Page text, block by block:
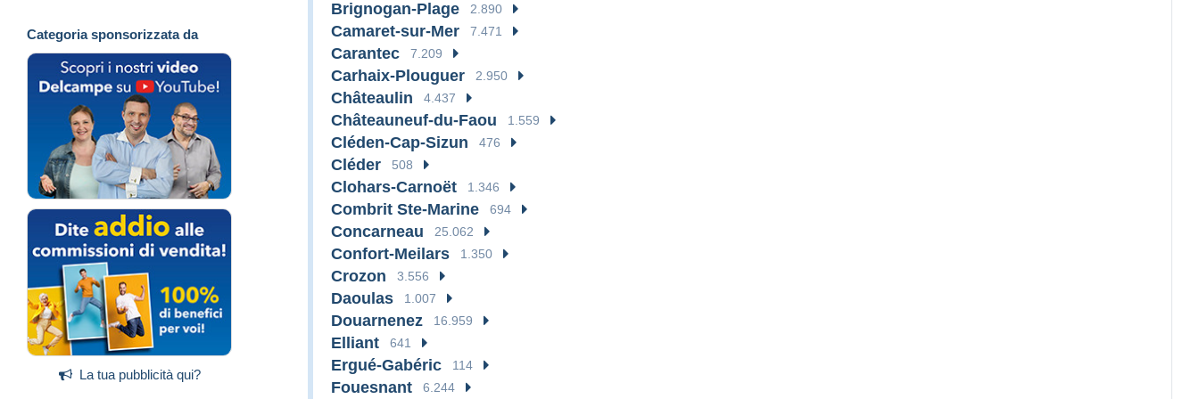
Categoria sponsorizzata da
La tua pubblicità qui?
Brignogan-Plage 2.890
Camaret-sur-Mer 7.471
Carantec 7.209
Carhaix-Plouguer 2.950
Châteaulin 4.437
Châteauneuf-du-Faou 1.559
Cléden-Cap-Sizun 476
Cléder 508
Clohars-Carnoët 1.346
Combrit Ste-Marine 694
Concarneau 25.062
Confort-Meilars 1.350
Crozon 3.556
Daoulas 1.007
Douarnenez 16.959
Elliant 641
Ergué-Gabéric 114
Fouesnant 6.244